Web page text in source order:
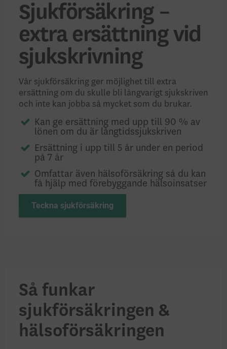
Sjukförsäkring –
extra ersättning vid
sjukskrivning
Vår sjukförsäkring ger möjlighet till extra
ersättning om du skulle bli långvarigt sjukskriven
och inte kan jobba så mycket som du brukar.
Kan ge ersättning med upp till 90 % av
lönen om du är långtidssjukskriven
Ersättning i upp till 5 år under en period
på 7 år
Omfattar även hälsoförsäkring så du kan
få hjälp med förebyggande hälsoinsatser
Teckna sjukförsäkring
Så funkar
sjukförsäkringen &
hälsoförsäkringen